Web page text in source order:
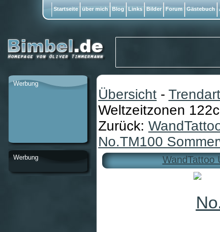
Übersicht -
Weltzeitzonen
Zurück:
No.TM100
WandTattoo
Werbung
Werbung
Startseite über mich Blog Links Bilder Forum Gästebuch